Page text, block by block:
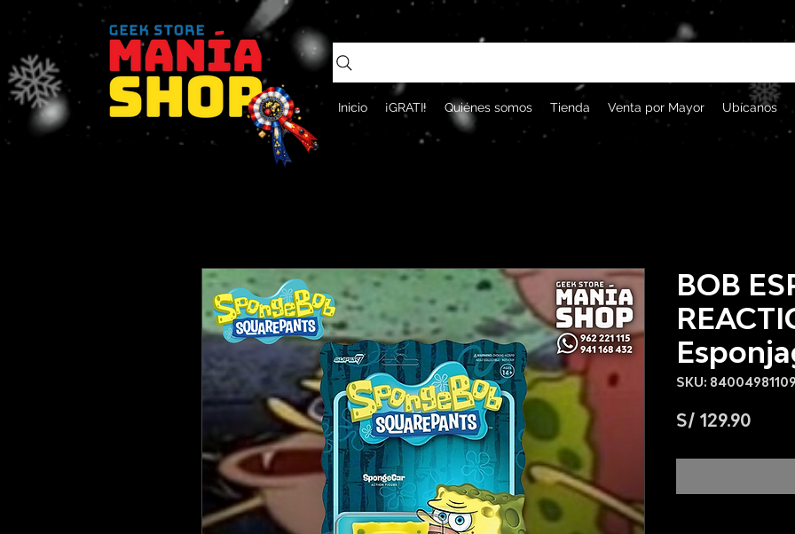
Inicio ¡GRATI! Quiénes somos Tienda Venta por Mayor Ubícanos
BOB
SKU:
S/ 129.90Precio